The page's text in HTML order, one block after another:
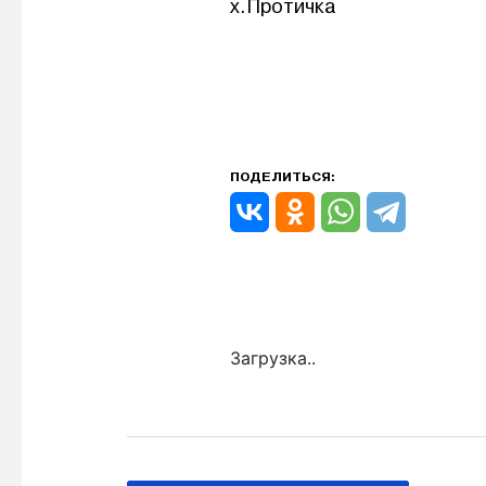
х.Протичка
ПОДЕЛИТЬСЯ:
Загрузка..